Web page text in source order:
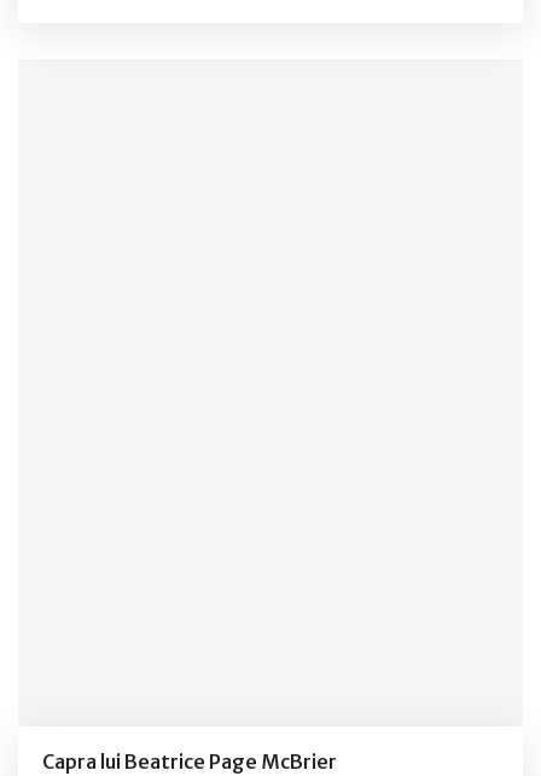
Capra lui Beatrice Page McBrier